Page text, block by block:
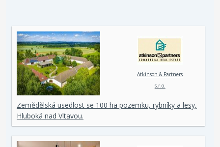
Atkinson & Partners
s.r.o.
Zemědělská usedlost se 100 ha pozemku, rybníky a lesy,
Hluboká nad Vltavou.